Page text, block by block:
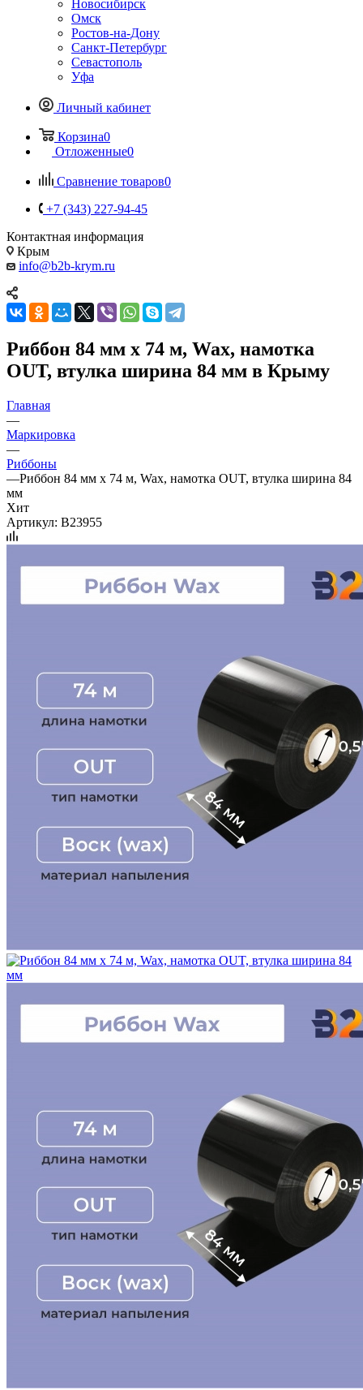
Новосибирск
Омск
Ростов-на-Дону
Санкт-Петербург
Севастополь
Уфа
Личный кабинет
Корзина0
Отложенные0
Сравнение товаров0
+7 (343) 227-94-45
Контактная информация
Крым
info@b2b-krym.ru
Риббон 84 мм х 74 м, Wax, намотка
OUT, втулка ширина 84 мм в Крыму
Главная
—
Маркировка
—
Риббоны
—Риббон 84 мм х 74 м, Wax, намотка OUT, втулка ширина 84
мм
Хит
Артикул: B23955